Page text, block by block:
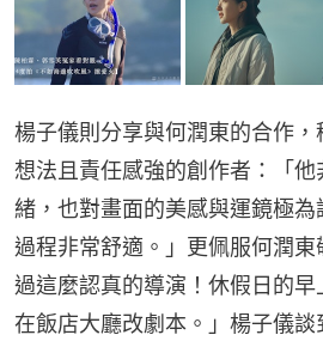
楊子儀則分享與何潤東的合作
想法且責任感強的創作者：「
緒，也對畫面的美感與運鏡極
過程非常舒適。」更佩服何潤
過這麼認真的導演！休假日的
在飯店大廳改劇本。」楊子儀